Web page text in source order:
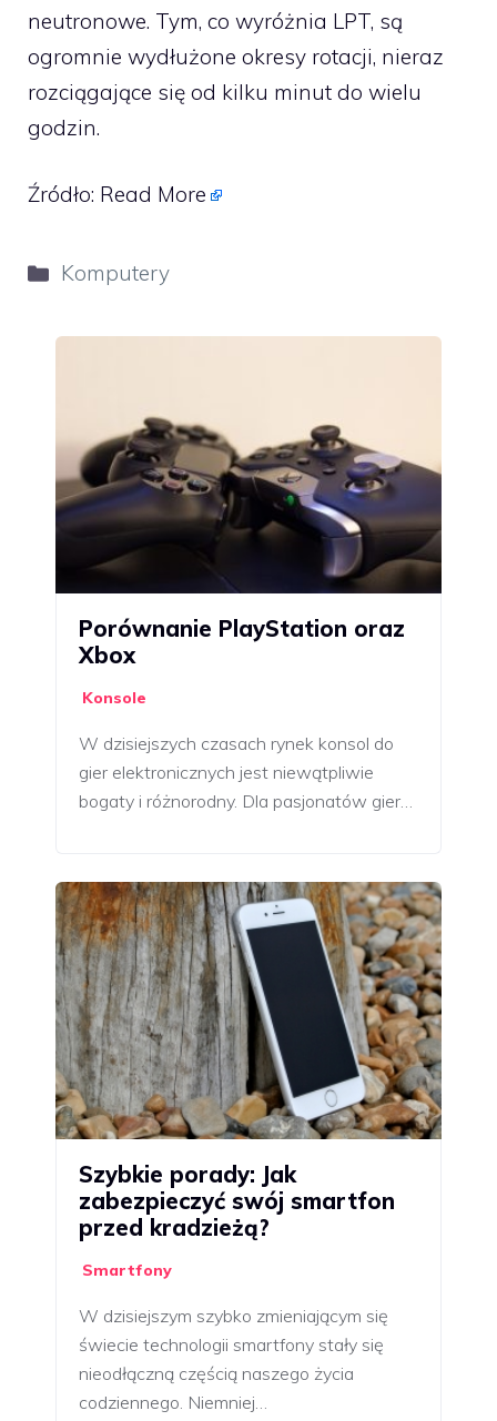
neutronowe. Tym, co wyróżnia LPT, są
ogromnie wydłużone okresy rotacji, nieraz
rozciągające się od kilku minut do wielu
godzin.
Źródło: Read More
Kategorie
Komputery
Porównanie PlayStation oraz
Xbox
Konsole
W dzisiejszych czasach rynek konsol do
gier elektronicznych jest niewątpliwie
bogaty i różnorodny. Dla pasjonatów gier…
Szybkie porady: Jak
zabezpieczyć swój smartfon
przed kradzieżą?
Smartfony
W dzisiejszym szybko zmieniającym się
świecie technologii smartfony stały się
nieodłączną częścią naszego życia
codziennego. Niemniej…